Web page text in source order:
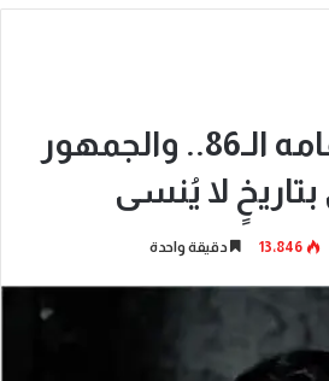
“الزعيم” يتم عامه الـ86.. والجمهور
لا يُنسى
13٬846 دقيقة واحدة